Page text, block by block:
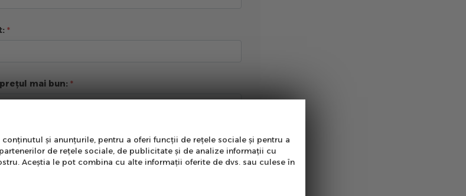
mai bun:
și anunțurile, pentru a oferi funcții de rețele sociale și pentru a
de rețele sociale, de publicitate și de analize informații cu
Aceștia le pot combina cu alte informații oferite de dvs. sau culese în
noi